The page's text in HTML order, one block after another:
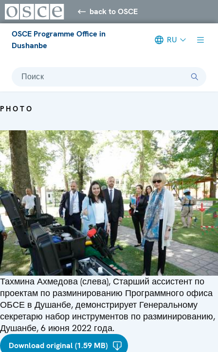
back to OSCE
OSCE Programme Office in
Dushanbe
RU
Поиск
PHOTO
Тахмина Ахмедова (слева), Старший ассистент по
проектам по разминированию Программного офиса
ОБСЕ в Душанбе, демонстрирует Генеральному
секретарю набор инструментов по разминированию,
Душанбе, 6 июня 2022 года.
Download original (1.59 MB)